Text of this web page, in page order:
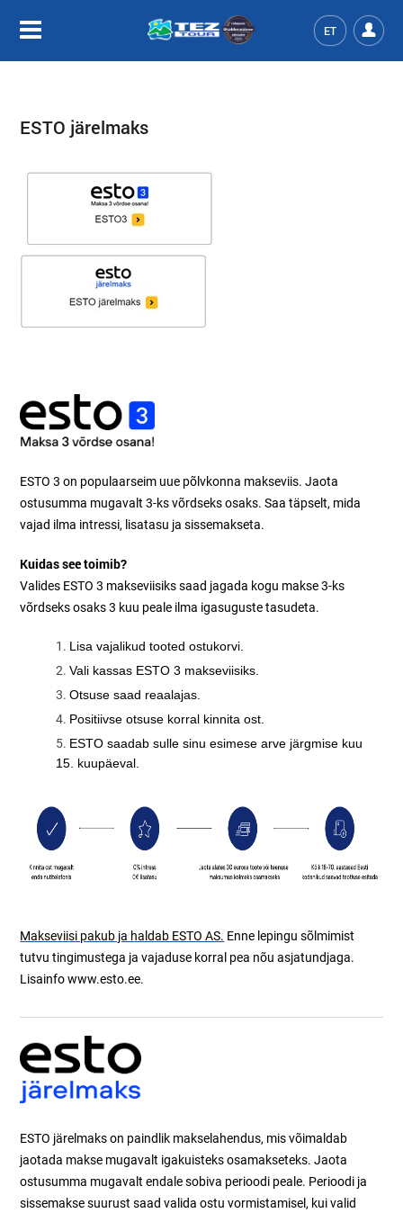
ET
ESTO järelmaks
ESTO 3 on populaarseim uue põlvkonna makseviis. Jaota
ostusumma mugavalt 3-ks võrdseks osaks. Saa täpselt, mida
vajad ilma intressi, lisatasu ja sissemakseta.
Kuidas see toimib?
Valides ESTO 3 makseviisiks saad jagada kogu makse 3-ks
võrdseks osaks 3 kuu peale ilma igasuguste tasudeta.
Lisa vajalikud tooted ostukorvi.
Vali kassas ESTO 3 makseviisiks.
Otsuse saad reaalajas.
Positiivse otsuse korral kinnita ost.
ESTO saadab sulle sinu esimese arve järgmise kuu
15. kuupäeval.
Makseviisi pakub ja haldab ESTO AS. Enne lepingu sõlmimist
tutvu tingimustega ja vajaduse korral pea nõu asjatundjaga.
Lisainfo www.esto.ee.
ESTO järelmaks on paindlik makselahendus, mis võimaldab
jaotada makse mugavalt igakuisteks osamakseteks. Jaota
ostusumma mugavalt endale sobiva perioodi peale. Perioodi ja
sissemakse suurust saad valida ostu vormistamisel, kui valid